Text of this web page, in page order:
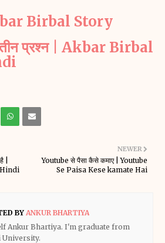
Birbal Story
तीन प्रश्न | Akbar Birbal
NEWER
Youtube से पैसा कैसे कमाए | Youtube
Se Paisa Kese kamate Hai
|
BY ANKUR BHARTIYA
Ankur Bhartiya. I'm graduate from
University.